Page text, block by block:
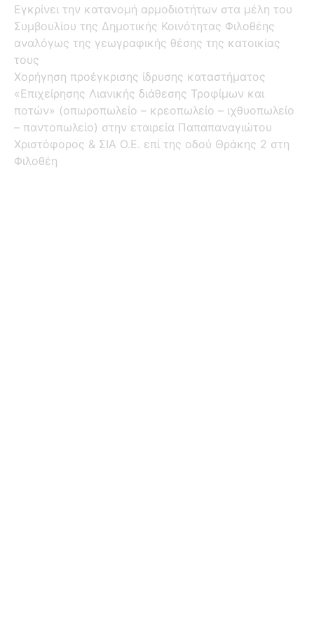
Εγκρίνει την κατανομή αρμοδιοτήτων στα μέλη του
Συμβουλίου της Δημοτικής Κοινότητας Φιλοθέης
αναλόγως της γεωγραφικής θέσης της κατοικίας
τους
Χορήγηση προέγκρισης ίδρυσης καταστήματος
«Επιχείρησης Λιανικής διάθεσης Τροφίμων και
ποτών» (οπωροπωλείο – κρεοπωλείο – ιχθυοπωλείο
– παντοπωλείο) στην εταιρεία Παπαπαναγιώτου
Χριστόφορος & ΣΙΑ Ο.Ε. επί της οδού Θράκης 2 στη
Φιλοθέη